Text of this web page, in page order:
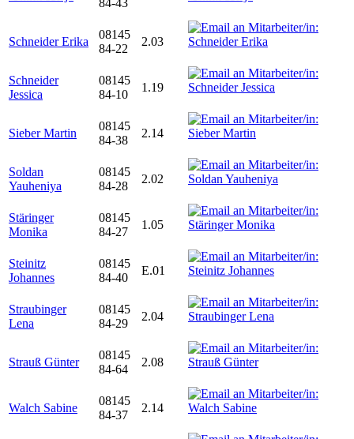
84-43
Schneider Erika
08145
84-22
2.03
Schneider
Jessica
08145
84-10
1.19
Sieber Martin
08145
84-38
2.14
Soldan
Yauheniya
08145
84-28
2.02
Stäringer
Monika
08145
84-27
1.05
Steinitz
Johannes
08145
84-40
E.01
Straubinger
Lena
08145
84-29
2.04
Strauß Günter
08145
84-64
2.08
Walch Sabine
08145
84-37
2.14